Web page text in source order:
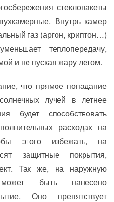
стеклопакеты
Внутрь камер
газ (аргон, криптон…)
теплопередачу,
и не пуская жару летом.
что прямое попадание
лучей в летнее
будет способствовать
расходах на
этого избежать, на
защитные покрытия,
Так же, на наружную
быть нанесено
Оно препятствует